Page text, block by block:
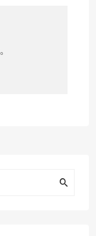
。